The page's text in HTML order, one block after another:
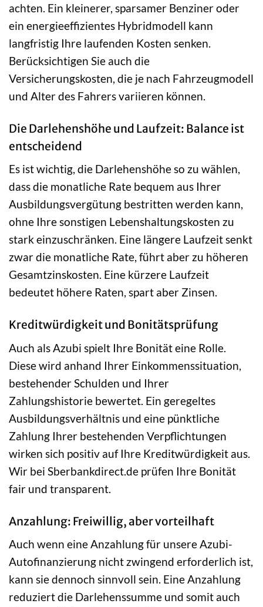
achten. Ein kleinerer, sparsamer Benziner oder
ein energieeffizientes Hybridmodell kann
langfristig Ihre laufenden Kosten senken.
Berücksichtigen Sie auch die
Versicherungskosten, die je nach Fahrzeugmodell
und Alter des Fahrers variieren können.
Die Darlehenshöhe und Laufzeit: Balance ist
entscheidend
Es ist wichtig, die Darlehenshöhe so zu wählen,
dass die monatliche Rate bequem aus Ihrer
Ausbildungsvergütung bestritten werden kann,
ohne Ihre sonstigen Lebenshaltungskosten zu
stark einzuschränken. Eine längere Laufzeit senkt
zwar die monatliche Rate, führt aber zu höheren
Gesamtzinskosten. Eine kürzere Laufzeit
bedeutet höhere Raten, spart aber Zinsen.
Kreditwürdigkeit und Bonitätsprüfung
Auch als Azubi spielt Ihre Bonität eine Rolle.
Diese wird anhand Ihrer Einkommenssituation,
bestehender Schulden und Ihrer
Zahlungshistorie bewertet. Ein geregeltes
Ausbildungsverhältnis und eine pünktliche
Zahlung Ihrer bestehenden Verpflichtungen
wirken sich positiv auf Ihre Kreditwürdigkeit aus.
Wir bei Sberbankdirect.de prüfen Ihre Bonität
fair und transparent.
Anzahlung: Freiwillig, aber vorteilhaft
Auch wenn eine Anzahlung für unsere Azubi-
Autofinanzierung nicht zwingend erforderlich ist,
kann sie dennoch sinnvoll sein. Eine Anzahlung
reduziert die Darlehenssumme und somit auch